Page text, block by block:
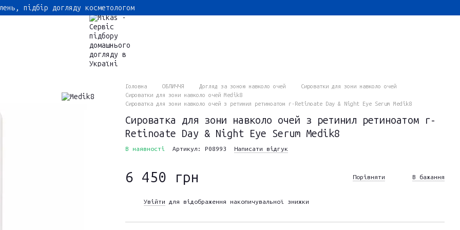
підбір догляду косметологом
Головна ОБЛИЧЧЯ Догляд за зоною навколо очей
Сироватки для зони навколо очей
Сироватки для зони навколо очей Medik8
Сироватка для зони навколо очей з ретинил ретиноатом r-Retinoate Day & Night Eye Serum Medik8
Сироватка для зони навколо очей з ретинил ретиноатом r-
Retinoate Day & Night Eye Serum Medik8
В наявності Артикул: P08993 Написати відгук
6 450 грн Порівняти В бажання
Увійти для відображення накопичувальної знижки